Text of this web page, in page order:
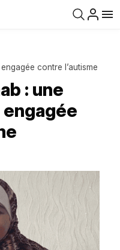
contre l’autisme
: une